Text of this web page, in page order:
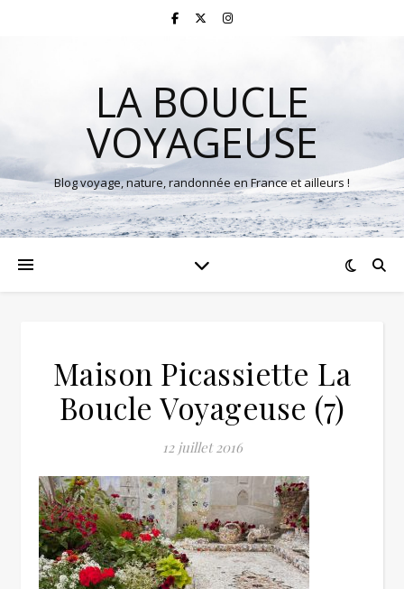
LA BOUCLE
VOYAGEUSE
Blog voyage, nature, randonnée en France et ailleurs !
Maison Picassiette La
Boucle Voyageuse (7)
12 juillet 2016